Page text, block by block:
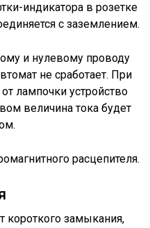
индикатора в розетке
с заземлением.
и нулевому проводу
не сработает. При
лампочки устройство
величина тока будет
расцепителя.
короткого замыкания,